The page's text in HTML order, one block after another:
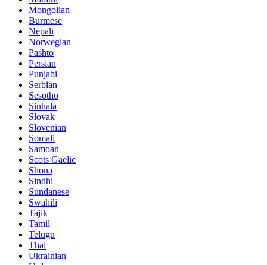
Mongolian
Burmese
Nepali
Norwegian
Pashto
Persian
Punjabi
Serbian
Sesotho
Sinhala
Slovak
Slovenian
Somali
Samoan
Scots Gaelic
Shona
Sindhi
Sundanese
Swahili
Tajik
Tamil
Telugu
Thai
Ukrainian